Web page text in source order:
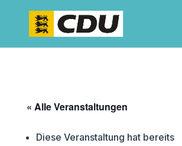
« Alle Veranstaltungen
Diese Veranstaltung hat bereits